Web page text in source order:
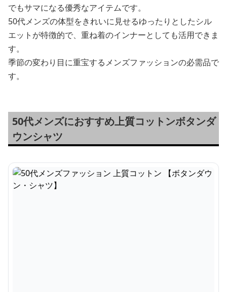
でもサマになる優秀なアイテムです。
50代メンズの体型をきれいに見せるゆったりとしたシル
エットが特徴的で、重ね着のインナーとしても活用できま
す。
季節の変わり目に重宝するメンズファッションの必需品で
す。
50代メンズにおすすめ上質コットンボタンダ
ウンシャツ